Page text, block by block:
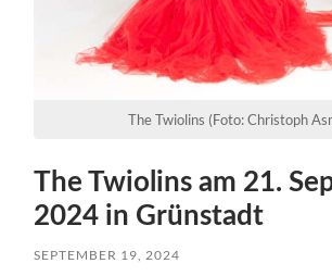
The Twiolins (Foto: Christoph
The Twiolins am 21.
2024 in Grünstadt
SEPTEMBER 19, 2024